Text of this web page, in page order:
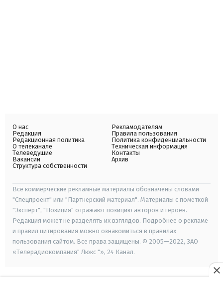
О нас
Редакция
Редакционная политика
О телеканале
Телеведущие
Вакансии
Структура собственности
Рекламодателям
Правила пользования
Политика конфиденциальности
Техническая информация
Контакты
Архив
Все коммерческие рекламные материалы обозначены словами
"Спецпроект" или "Партнерский материал". Материалы с пометкой
"Эксперт", "Позиция" отражают позицию авторов и героев.
Редакция может не разделять их взглядов. Подробнее о рекламе
и правил цитирования можно ознакомиться в правилах
пользования сайтом. Все права защищены. © 2005—2022, ЗАО
«Телерадиокомпания" Люкс "», 24 Канал.